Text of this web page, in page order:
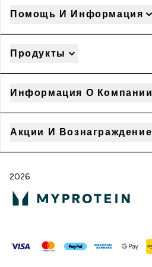
Помощь И Информация
Продукты
Информация О Компании
Акции И Вознаграждение
2026